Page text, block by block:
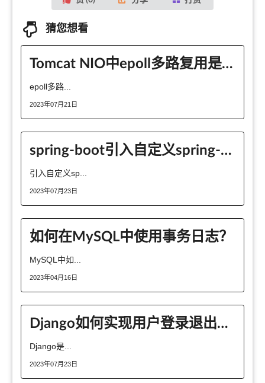
猜您想看
Tomcat NIO中epoll多路复用是什么意思
epoll多路...
2023年07月21日
spring-boot引入自定义spring-boot-starter出现 java.lang.NoClassDefFoundError的原因和解决方法
引入自定义sp...
2023年07月23日
如何在MySQL中使用事务日志？
MySQL中如...
2023年04月16日
Django如何实现用户登录退出及个人资料功能
Django是...
2023年07月23日